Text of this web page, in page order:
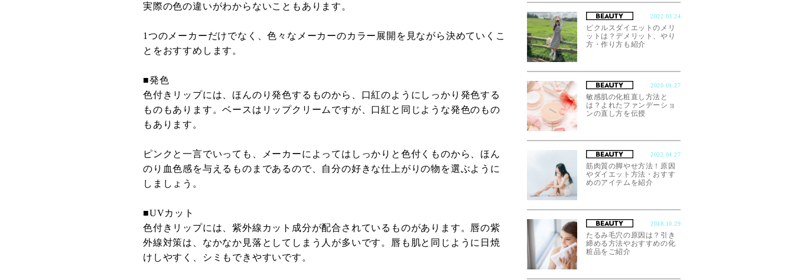
実際の色の違いがわからないこともあります。
1つのメーカーだけでなく、色々なメーカーのカラー展開を見ながら決めていくこ
とをおすすめします。
■発色
色付きリップには、ほんのり発色するものから、口紅のようにしっかり発色する
ものもあります。ベースはリップクリームですが、口紅と同じような発色のもの
もあります。
ピンクと一言でいっても、メーカーによってはしっかりと色付くものから、ほん
のり血色感を与えるものまであるので、自分の好きな仕上がりの物を選ぶように
しましょう。
■UVカット
色付きリップには、紫外線カット成分が配合されているものがあります。唇の紫
外線対策は、なかなか見落としてしまう人が多いです。唇も肌と同じように日焼
けしやすく、シミもできやすいです。
2022.03.24
ピクルスダイエットのメリ
ットは？デメリット、やり
方・作り方も紹介
2020.01.27
敏感肌の化粧直し方法と
は？よれたファンデーショ
ンの直し方を伝授
2022.04.27
筋肉質の脚やせ方法！原因
やダイエット方法・おすす
めのアイテムを紹介
2018.10.29
たるみ毛穴の原因は？引き
締める方法やおすすめの化
粧品をご紹介